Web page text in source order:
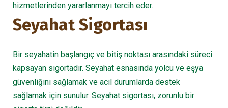
hizmetlerinden yararlanmayı tercih eder.
Seyahat Sigortası
Bir seyahatin başlangıç ve bitiş noktası arasındaki süreci
kapsayan sigortadır. Seyahat esnasında yolcu ve eşya
güvenliğini sağlamak ve acil durumlarda destek
sağlamak için sunulur. Seyahat sigortası, zorunlu bir